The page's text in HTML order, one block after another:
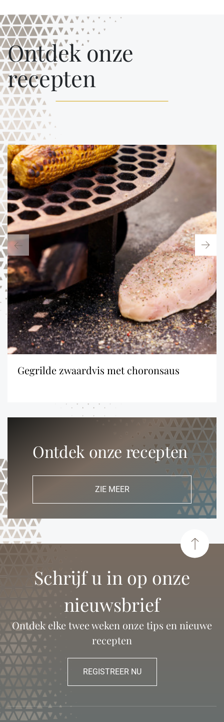
Ontdek onze
recepten
Ontdek onze recepten
ZIE MEER
gegrilde zwaardvis met choronsaus
Schrijf u in op onze
nieuwsbrief
Ontdek elke twee weken onze tips en nieuwe
recepten
REGISTREER NU